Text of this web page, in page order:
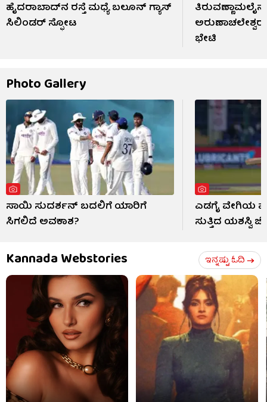
ಹೈದರಾಬಾದ್​ನ ರಸ್ತೆ ಮಧ್ಯೆ ಬಲೂನ್ ಗ್ಯಾಸ್
ಸಿಲಿಂಡರ್ ಸ್ಫೋಟ
ಭೇಟಿ
Photo Gallery
ಸಾಯಿ ಸುದರ್ಶನ್ ಬದಲಿಗೆ ಯಾರಿಗೆ
ಸಿಗಲಿದೆ ಅವಕಾಶ?
ಎಡಗೈ ವೇಗಿಯ
ಸುತ್ತಿದ ಯಶಸ್ವಿ
Kannada Webstories ಇನ್ನಷ್ಟು ಓದಿ